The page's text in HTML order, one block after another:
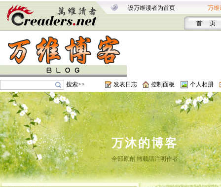
设万维读者为首页 万维
首 页
搜索>> 发表日志 控制面板 个人相册
万沐的博客
全部原創 轉載請注明作者